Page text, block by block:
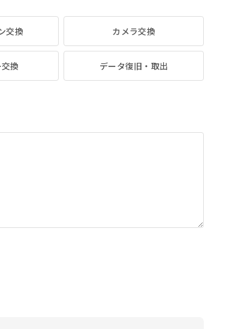
交換 カメラ交換
換 データ復旧・取出